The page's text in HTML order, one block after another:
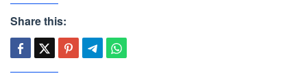
Share this: